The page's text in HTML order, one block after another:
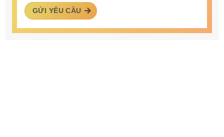
GỬI YÊU CẦU